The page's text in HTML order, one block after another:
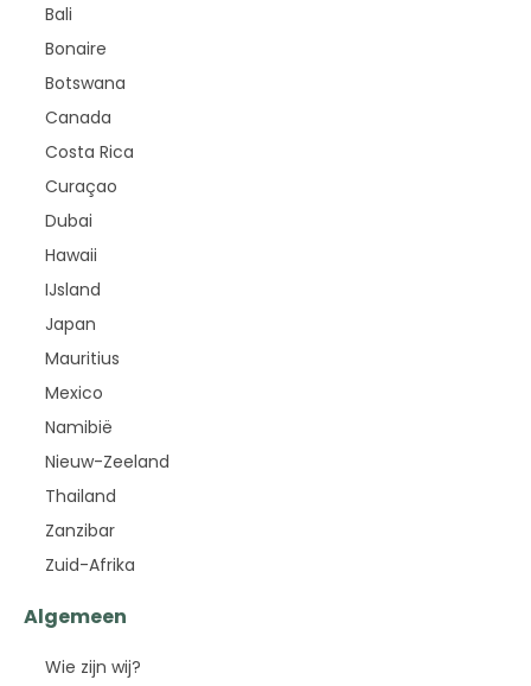
Bali
Bonaire
Botswana
Canada
Costa Rica
Curaçao
Dubai
Hawaii
IJsland
Japan
Mauritius
Mexico
Namibië
Nieuw-Zeeland
Thailand
Zanzibar
Zuid-Afrika
Algemeen
Wie zijn wij?